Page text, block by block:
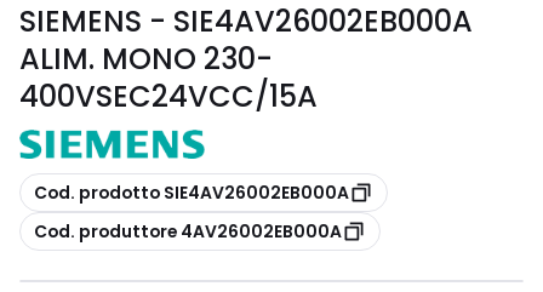
SIEMENS - SIE4AV26002EB000A
ALIM. MONO 230-
400VSEC24VCC/15A
copia
Cod. prodotto SIE4AV26002EB000A
copia
Cod. produttore 4AV26002EB000A